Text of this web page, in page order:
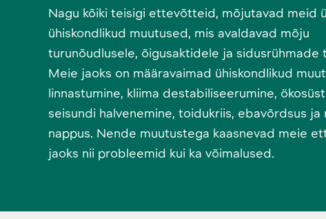
Nagu kõiki teisigi ettevõtteid, mõjutavad meid
ühiskondlikud muutused, mis avaldavad mõju
turunõudlusele, õigusaktidele ja sidusrühmade
Meie jaoks on määravaimad ühiskondlikud
linnastumine, kliima destabiliseerumine,
seisundi halvenemine, toidukriis, ebavõrdsus ja
nappus. Nende muutustega kaasnevad meie
jaoks nii probleemid kui ka võimalused.